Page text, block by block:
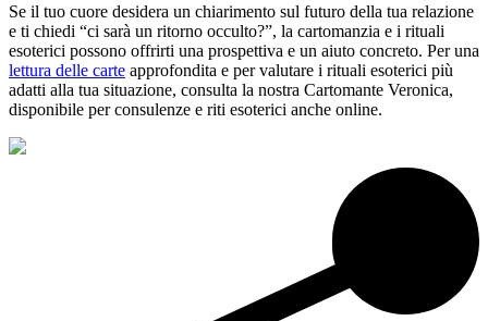
Se il tuo cuore desidera un chiarimento sul futuro della tua relazione
e ti chiedi “ci sarà un ritorno occulto?”, la cartomanzia e i rituali
esoterici possono offrirti una prospettiva e un aiuto concreto. Per una
lettura delle carte approfondita e per valutare i rituali esoterici più
adatti alla tua situazione, consulta la nostra Cartomante Veronica,
disponibile per consulenze e riti esoterici anche online.